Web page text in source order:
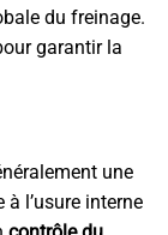
du freinage.
garantir la
une
l’usure interne